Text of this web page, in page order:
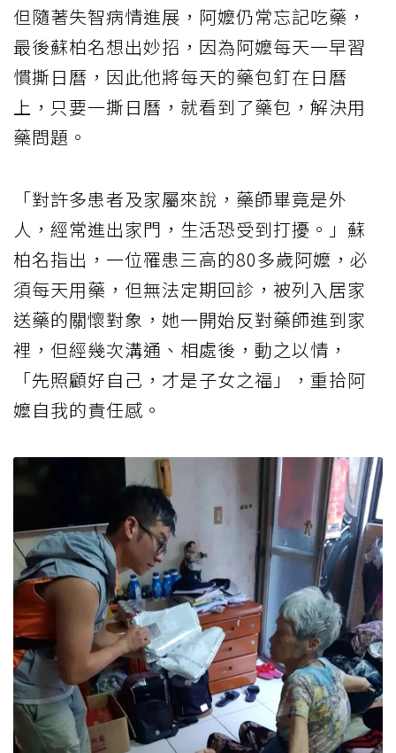
但隨著失智病情進展，阿嬤仍常忘記吃藥，
最後蘇柏名想出妙招，因為阿嬤每天一早習
慣撕日曆，因此他將每天的藥包釘在日曆
上，只要一撕日曆，就看到了藥包，解決用
藥問題。
「對許多患者及家屬來說，藥師畢竟是外
人，經常進出家門，生活恐受到打擾。」蘇
柏名指出，一位罹患三高的80多歲阿嬤，必
須每天用藥，但無法定期回診，被列入居家
送藥的關懷對象，她一開始反對藥師進到家
裡，但經幾次溝通、相處後，動之以情，
「先照顧好自己，才是子女之福」，重拾阿
嬤自我的責任感。